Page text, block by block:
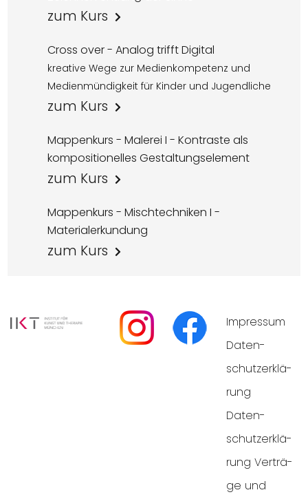
zum Kurs
Cross over - Analog trifft Digital
kreative Wege zur Medienkompetenz und
Medienmündigkeit für Kinder und Jugendliche
zum Kurs
Mappenkurs - Malerei I - Kontraste als
kompositionelles Gestaltungselement
zum Kurs
Mappenkurs - Mischtechniken I -
Materialerkundung
zum Kurs
Impres­sum
Daten­
schutz­er­klä­
rung
Daten­
schutz­er­klä­
rung Ver­trä­
ge und